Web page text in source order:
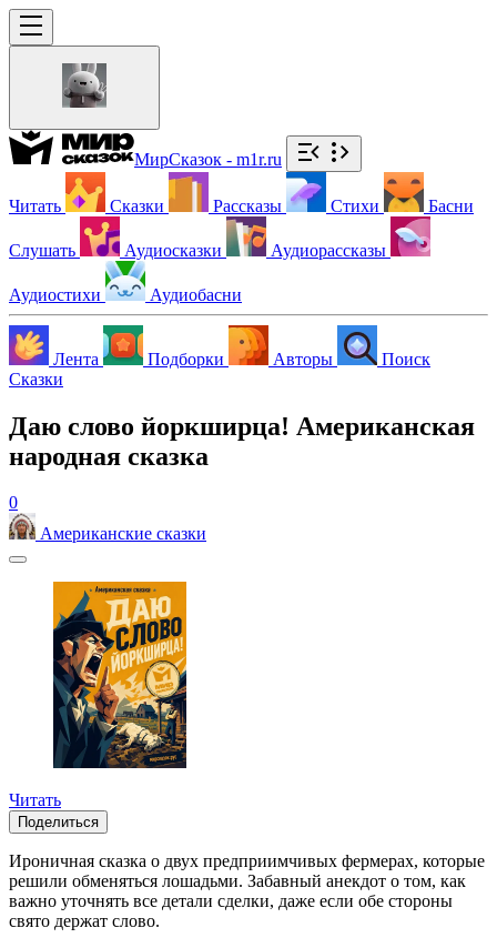
МирСказок - m1r.ru
Читать Сказки Рассказы Стихи Басни
Слушать Аудиосказки Аудиорассказы
Аудиостихи Аудиобасни
Лента Подборки Авторы
Поиск
Сказки
Даю слово йоркширца! Американская
народная сказка
0
Американские сказки
Читать
Поделиться
Ироничная сказка о двух предприимчивых фермерах, которые
решили обменяться лошадьми. Забавный анекдот о том, как
важно уточнять все детали сделки, даже если обе стороны
свято держат слово.